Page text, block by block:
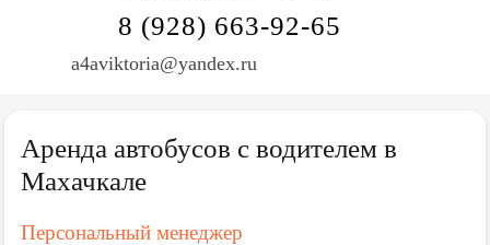
8 (928) 663-92-65
a4aviktoria@yandex.ru
Аренда автобусов с водителем в
Махачкале
Персональный менеджер